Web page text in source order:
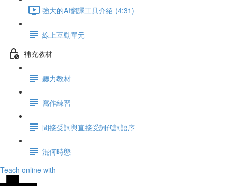
強大的AI翻譯工具介紹 (4:31)
線上互動單元
補充教材
聽力教材
寫作練習
間接受詞與直接受詞代詞語序
混何時態
Teach online with